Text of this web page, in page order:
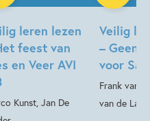
leren lezen
feest van
en Veer AVI
Kunst, Jan De
Veilig
– Geen
voor
Frank van
van de Laar